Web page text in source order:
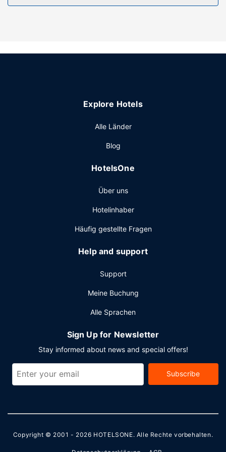
Ausstattung der Anlage
bietet, gehören zudem ein Concierge-Service, ein
Rezeption, mehrsprachiges Personal und eine Wäscherei.
Explore Hotels
Alle Länder
Blog
HotelsOne
Über uns
Hotelinhaber
Häufig gestellte Fragen
Help and support
Support
Meine Buchung
Alle Sprachen
Sign Up for Newsletter
Stay informed about news and special offers!
Subscribe
Copyright © 2001 - 2026 HOTELSONE. Alle Rechte vorbehalten.